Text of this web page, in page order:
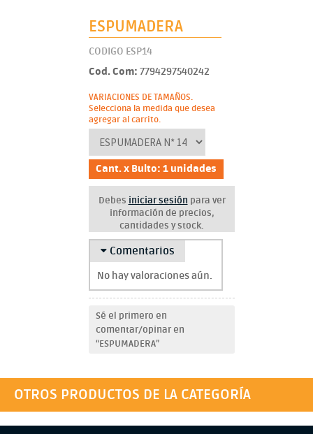
ESPUMADERA
CODIGO ESP14
Cod. Com: 7794297540242
VARIACIONES DE TAMAÑOS.
Selecciona la medida que desea
agregar al carrito.
Cant. x Bulto: 1 unidades
Debes iniciar sesión para ver
información de precios,
cantidades y stock.
Comentarios
No hay valoraciones aún.
Sé el primero en
comentar/opinar en
“ESPUMADERA”
OTROS PRODUCTOS DE LA CATEGORÍA